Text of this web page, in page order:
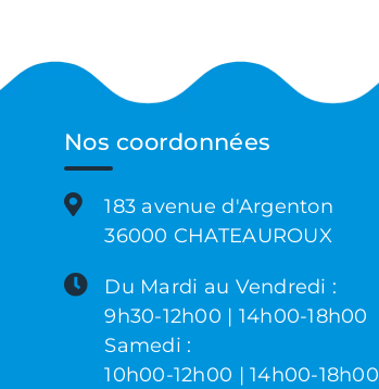
Nos coordonnées
183 avenue d'Argenton
36000 CHATEAUROUX
Du Mardi au Vendredi :
9h30-12h00 | 14h00-18h00
Samedi :
10h00-12h00 | 14h00-18h00